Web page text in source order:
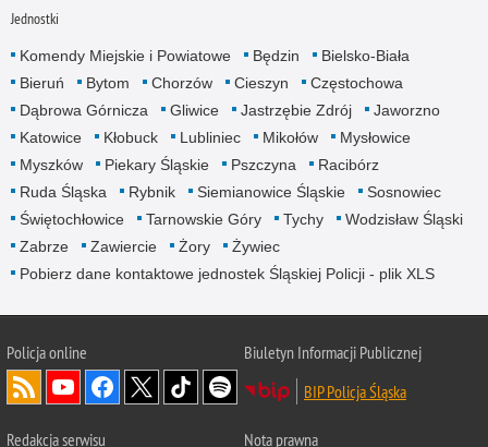
Jednostki
Komendy Miejskie i Powiatowe Będzin
Bielsko-Biała
Bieruń
Bytom Chorzów Cieszyn
Częstochowa
Dąbrowa Górnicza
Gliwice Jastrzębie Zdrój
Jaworzno
Katowice
Kłobuck Lubliniec Mikołów
Mysłowice
Myszków
Piekary Śląskie Pszczyna
Racibórz
Ruda Śląska
Rybnik Siemianowice Śląskie
Sosnowiec
Świętochłowice
Tarnowskie Góry Tychy
Wodzisław Śląski
Zabrze
Zawiercie Żory
Żywiec
Pobierz dane kontaktowe jednostek Śląskiej Policji - plik XLS
Policja online
Biuletyn Informacji Publicznej
BIP Policja Śląska
Redakcja serwisu Nota prawna